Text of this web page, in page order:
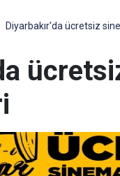
Diyarbakır'da ücretsiz